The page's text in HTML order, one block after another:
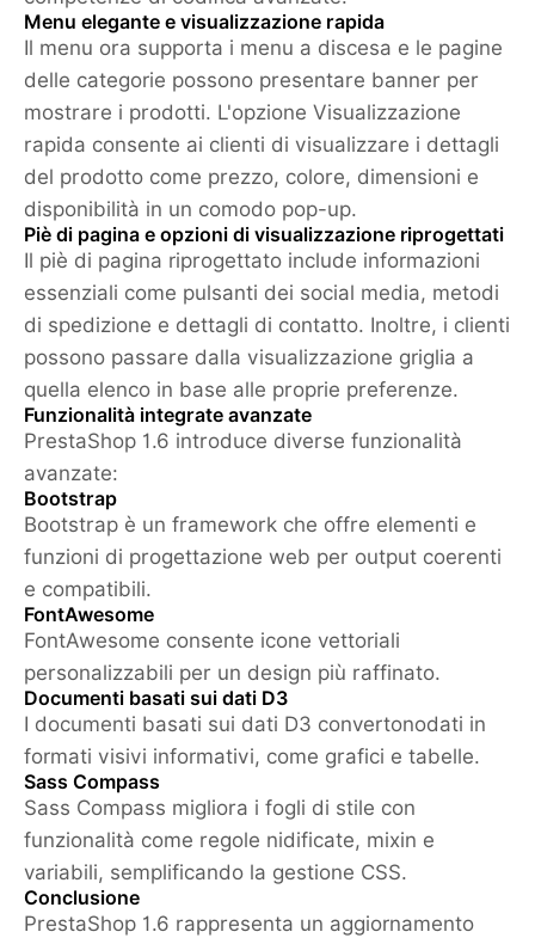
Menu elegante e visualizzazione rapida
Il menu ora supporta i menu a discesa e le pagine
delle categorie possono presentare banner per
mostrare i prodotti. L'opzione Visualizzazione
rapida consente ai clienti di visualizzare i dettagli
del prodotto come prezzo, colore, dimensioni e
disponibilità in un comodo pop-up.
Piè di pagina e opzioni di visualizzazione riprogettati
Il piè di pagina riprogettato include informazioni
essenziali come pulsanti dei social media, metodi
di spedizione e dettagli di contatto. Inoltre, i clienti
possono passare dalla visualizzazione griglia a
quella elenco in base alle proprie preferenze.
Funzionalità integrate avanzate
PrestaShop 1.6 introduce diverse funzionalità
avanzate:
Bootstrap
Bootstrap è un framework che offre elementi e
funzioni di progettazione web per output coerenti
e compatibili.
FontAwesome
FontAwesome consente icone vettoriali
personalizzabili per un design più raffinato.
Documenti basati sui dati D3
I documenti basati sui dati D3 convertonodati in
formati visivi informativi, come grafici e tabelle.
Sass Compass
Sass Compass migliora i fogli di stile con
funzionalità come regole nidificate, mixin e
variabili, semplificando la gestione CSS.
Conclusione
PrestaShop 1.6 rappresenta un aggiornamento